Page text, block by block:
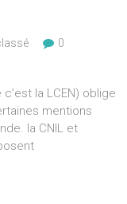
0
la LCEN) oblige
mentions
la CNIL et